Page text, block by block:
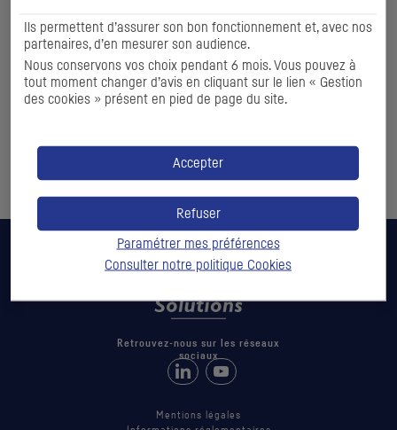
Consultez nos documents d’information liés au service de
compensation des dérivés listés :
CIC – Tarifs et frais liés aux services de compensation des
CIC – Termes et conditions liés aux services de
compensation indirecte [PDF- 313 ko]
Retrouvez-nous sur les réseaux
sociaux
Retrouvez-nous sur LinkedIn
Suivez-nous sur Youtube
Mentions légales
Ils permettent d’assurer son bon fonctionnement et, avec nos
partenaires, d’en mesurer son audience.
Nous conservons vos choix pendant 6 mois. Vous pouvez à
tout moment changer d’avis en cliquant sur le lien « Gestion
des cookies » présent en pied de page du site.
Accepter
Refuser
Paramétrer mes préférences
Consulter notre politique Cookies